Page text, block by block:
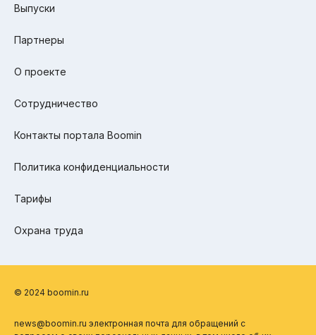
Выпуски
Партнеры
О проекте
Сотрудничество
Контакты портала Boomin
Политика конфиденциальности
Тарифы
Охрана труда
© 2024 boomin.ru
news@boomin.ru электронная почта для обращений с